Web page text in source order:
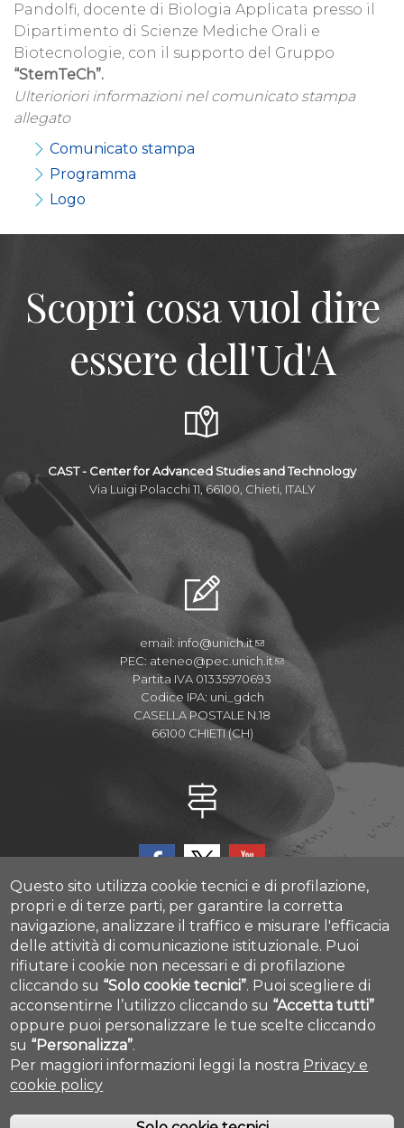
Pandolfi, docente di Biologia Applicata presso il
Dipartimento di Scienze Mediche Orali e
Biotecnologie, con il supporto del Gruppo
“StemTeCh”.
Ulterioriori informazioni nel comunicato stampa
allegato
Comunicato stampa
Programma
Logo
Scopri cosa vuol dire
essere dell'Ud'A
CAST - Center for Advanced Studies and Technology
Via Luigi Polacchi 11, 66100, Chieti, ITALY
email: info@unich.it
PEC: ateneo@pec.unich.it
Partita IVA 01335970693
Codice IPA: uni_gdch
CASELLA POSTALE N.18
66100 CHIETI (CH)
CAST - Center for Advanced Studies and Technology
Via Luigi Polacchi 11, 66100, Chieti, ITALY
Cookie settings
Questo sito utilizza cookie tecnici e di profilazione,
propri e di terze parti, per garantire la corretta
navigazione, analizzare il traffico e misurare l'efficacia
delle attività di comunicazione istituzionale. Puoi
rifiutare i cookie non necessari e di profilazione
cliccando su “Solo cookie tecnici”. Puoi scegliere di
acconsentirne l’utilizzo cliccando su “Accetta tutti”
oppure puoi personalizzare le tue scelte cliccando
su “Personalizza”.
Per maggiori informazioni leggi la nostra Privacy e
cookie policy